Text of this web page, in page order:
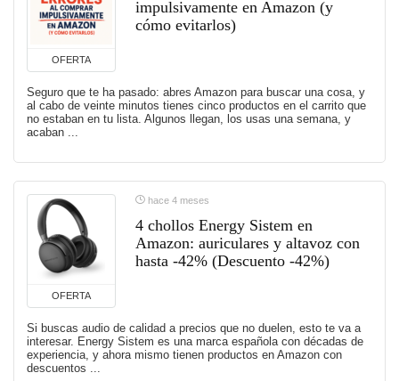
OFERTA
impulsivamente en Amazon (y
cómo evitarlos)
Seguro que te ha pasado: abres Amazon para buscar una cosa, y
al cabo de veinte minutos tienes cinco productos en el carrito que
no estaban en tu lista. Algunos llegan, los usas una semana, y
acaban ...
OFERTA
hace 4 meses
4 chollos Energy Sistem en
Amazon: auriculares y altavoz con
hasta -42% (Descuento -42%)
Si buscas audio de calidad a precios que no duelen, esto te va a
interesar. Energy Sistem es una marca española con décadas de
experiencia, y ahora mismo tienen productos en Amazon con
descuentos ...